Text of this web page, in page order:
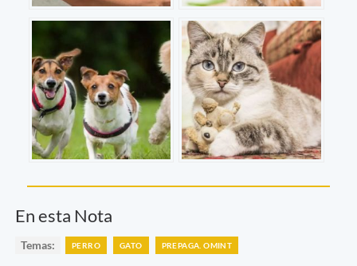
En esta Nota
Temas: PERRO GATO PREPAGA. OMINT